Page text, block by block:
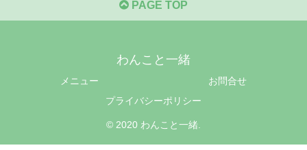
PAGE TOP
わんこと一緒
メニュー
お問合せ
プライバシーポリシー
© 2020 わんこと一緒.